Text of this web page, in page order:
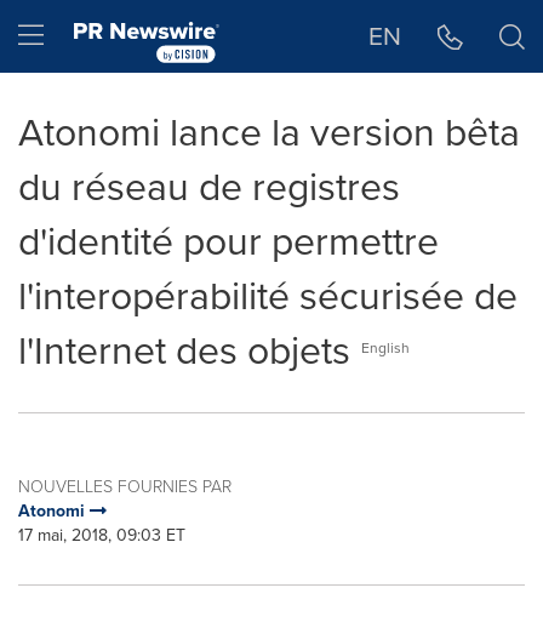
Hamburger menu EN
Atonomi lance la version bêta
du réseau de registres
d'identité pour permettre
l'interopérabilité sécurisée de
l'Internet des objets
English
NOUVELLES FOURNIES PAR
Atonomi
17 mai, 2018, 09:03 ET